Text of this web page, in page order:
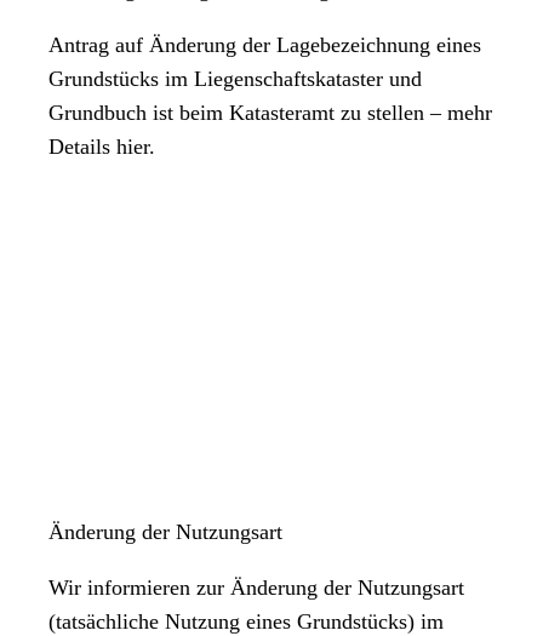
Antrag auf Änderung der Lagebezeichnung eines
Grundstücks im Liegenschaftskataster und
Grundbuch ist beim Katasteramt zu stellen – mehr
Details hier.
Änderung der Nutzungsart
Wir informieren zur Änderung der Nutzungsart
(tatsächliche Nutzung eines Grundstücks) im